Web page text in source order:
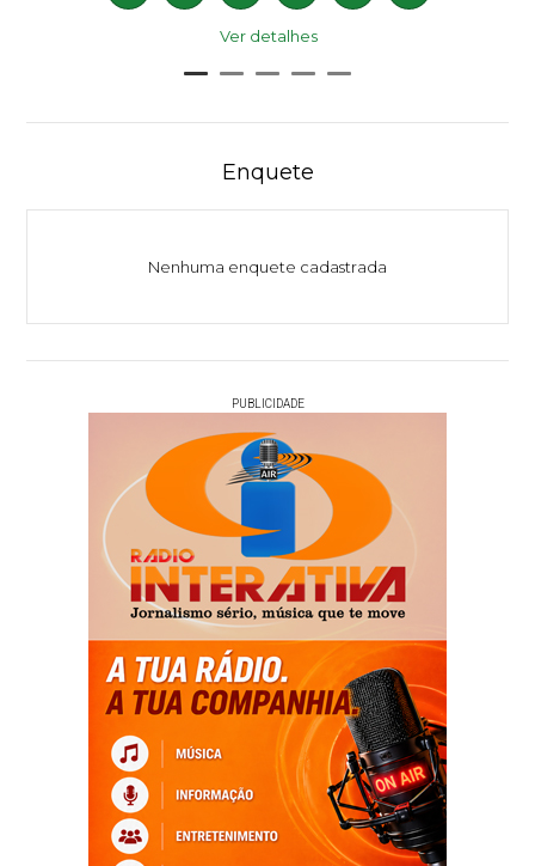
Ver detalhes
Enquete
Nenhuma enquete cadastrada
PUBLICIDADE